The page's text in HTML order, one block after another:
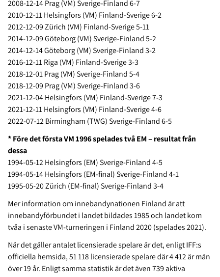
2008-12-14 Prag (VM) Sverige-Finland 6-7
2010-12-11 Helsingfors (VM) Finland-Sverige 6-2
2012-12-09 Zürich (VM) Finland-Sverige 5-11
2014-12-09 Göteborg (VM) Sverige-Finland 5-2
2014-12-14 Göteborg (VM) Sverige-Finland 3-2
2016-12-11 Riga (VM) Finland-Sverige 3-3
2018-12-01 Prag (VM) Sverige-Finland 5-4
2018-12-09 Prag (VM) Sverige-Finland 3-6
2021-12-04 Helsingfors (VM) Finland-Sverige 7-3
2021-12-11 Helsingfors (VM) Finland-Sverige 4-6
2022-07-12 Birmingham (TWG) Sverige-Finland 6-5
* Före det första VM 1996 spelades två EM – resultat från
dessa
1994-05-12 Helsingfors (EM) Sverige-Finland 4-5
1994-05-14 Helsingfors (EM-final) Sverige-Finland 4-1
1995-05-20 Zürich (EM-final) Sverige-Finland 3-4
Mer information om innebandynationen Finland är att
innebandyförbundet i landet bildades 1985 och landet kom
tvåa i senaste VM-turneringen i Finland 2020 (spelades 2021).
När det gäller antalet licensierade spelare är det, enligt IFF:s
officiella hemsida, 51 118 licensierade spelare där 4 412 är män
över 19 år. Enligt samma statistik är det även 739 aktiva